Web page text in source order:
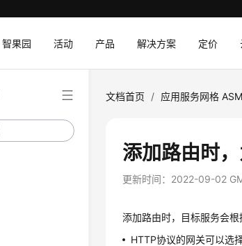
智果园 活动 产品 解决方案 定价
文档首页 / 应用服务网格 ASM
添加路由时
更新时间： 2022-09-02
添加路由时，目标服务会根
HTTP协议的网关可以选